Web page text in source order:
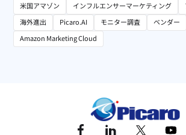
米国アマゾン
インフルエンサーマーケティング
海外進出
Picaro.AI モニター調査
ベンダー
Amazon Marketing Cloud